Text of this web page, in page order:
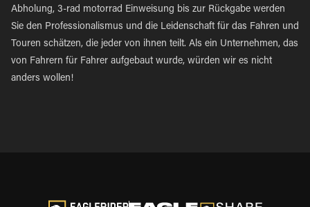
Abholung, 3-rad motorrad Einweisung bis zur Rückgabe werden
Sie den Professionalismus und die Leidenschaft für das Fahren und
Touren schätzen, die jeder von ihnen teilt. Als ein Unternehmen, das
von Fahrern für Fahrer aufgebaut wurde, würden wir es nicht
anders wollen!